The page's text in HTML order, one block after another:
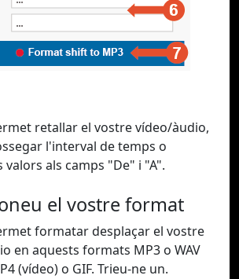
retallar el vostre vídeo/àudio,
l'interval de temps o
valors als camps "De" i "A".
el vostre format
formatar desplaçar el vostre
en aquests formats MP3 o WAV
(vídeo) o GIF. Trieu-ne un.